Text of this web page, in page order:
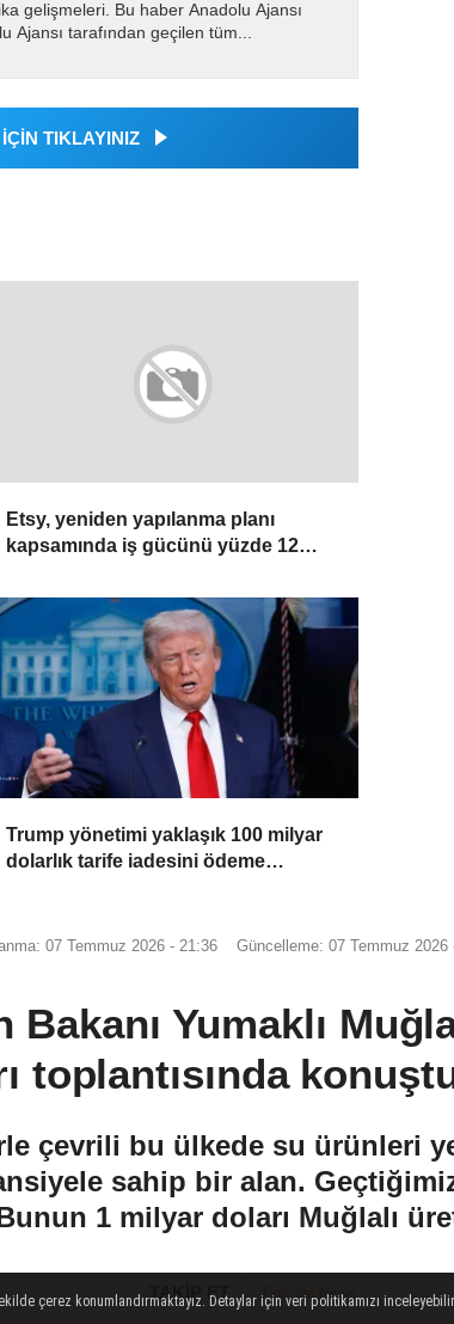
gelişmeleri. Bu haber Anadolu Ajansı
Ajansı tarafından geçilen tüm...
TIKLAYINIZ
Etsy, yeniden yapılanma planı
kapsamında iş gücünü yüzde 12
Trump yönetimi yaklaşık 100 milyar
dolarlık tarife iadesini ödeme
07 Temmuz 2026 - 21:36 Güncelleme: 07 Temmuz 2026
Bakanı Yumaklı
toplantısında
çevrili bu ülkede su ürünleri
sahip bir alan.
1 milyar doları Muğlalı
TAKİP ET
çerez konumlandırmaktayız. Detaylar için veri politikamızı